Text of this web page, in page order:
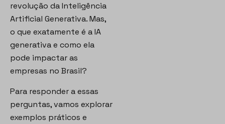
revolução da Inteligência
Artificial Generativa. Mas,
o que exatamente é a IA
generativa e como ela
pode impactar as
empresas no Brasil?
Para responder a essas
perguntas, vamos explorar
exemplos práticos e